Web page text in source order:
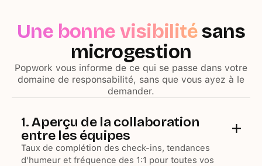
Une bonne visibilitésans
microgestion
Popwork vous informe de ce qui se passe dans votre
domaine de responsabilité, sans que vous ayez à le
demander.
1. Aperçu de la collaboration
entre les équipes
Taux de complétion des check-ins, tendances
d'humeur et fréquence des 1:1 pour toutes vos